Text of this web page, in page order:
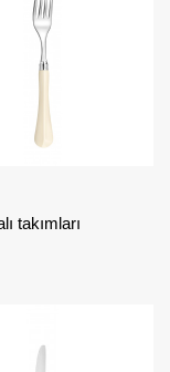
ve çağdaş stili bir
gelir.
takımları